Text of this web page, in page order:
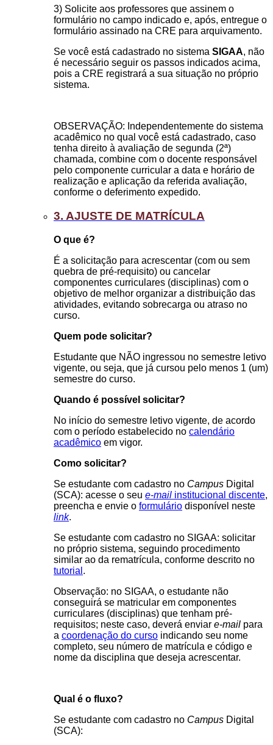
3) Solicite aos professores que assinem o
formulário no campo indicado e, após, entregue o
formulário assinado na CRE para arquivamento.
Se você está cadastrado no sistema SIGAA, não
é necessário seguir os passos indicados acima,
pois a CRE registrará a sua situação no próprio
sistema.
OBSERVAÇÃO: Independentemente do sistema
acadêmico no qual você está cadastrado, caso
tenha direito à avaliação de segunda (2ª)
chamada, combine com o docente responsável
pelo componente curricular a data e horário de
realização e aplicação da referida avaliação,
conforme o deferimento expedido.
3. AJUSTE DE MATRÍCULA
O que é?
É a solicitação para acrescentar (com ou sem
quebra de pré-requisito) ou cancelar
componentes curriculares (disciplinas) com o
objetivo de melhor organizar a distribuição das
atividades, evitando sobrecarga ou atraso no
curso.
Quem pode solicitar?
Estudante que NÃO ingressou no semestre letivo
vigente, ou seja, que já cursou pelo menos 1 (um)
semestre do curso.
Quando é possível solicitar?
No início do semestre letivo vigente, de acordo
com o período estabelecido no calendário
acadêmico em vigor.
Como solicitar?
Se estudante com cadastro no Campus Digital
(SCA): acesse o seu e-mail institucional discente,
preencha e envie o formulário disponível neste
link.
Se estudante com cadastro no SIGAA: solicitar
no próprio sistema, seguindo procedimento
similar ao da rematrícula, conforme descrito no
tutorial .
Observação: no SIGAA, o estudante não
conseguirá se matricular em componentes
curriculares (disciplinas) que tenham pré-
requisitos; neste caso, deverá enviar e-mail para
a coordenação do curso indicando seu nome
completo, seu número de matrícula e código e
nome da disciplina que deseja acrescentar.
Qual é o fluxo?
Se estudante com cadastro no Campus Digital
(SCA):